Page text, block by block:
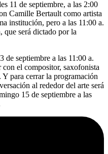
11 de septiembre, a las 2:00
Camille Bertault como artista
institución, pero a las 11:00 a.
que será dictado por la
de septiembre a las 11:00 a.
el compositor, saxofonista
para cerrar la programación
al rededor del arte será
15 de septiembre a las